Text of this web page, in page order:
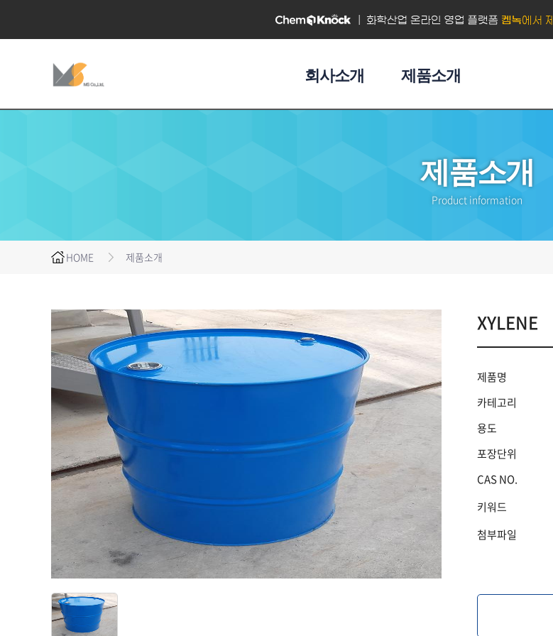
회사소개 제품소개
제품소개
Product information
HOME 제품소개
XYLENE
제품명
카테고리
용도
포장단위
CAS NO.
키워드
첨부파일